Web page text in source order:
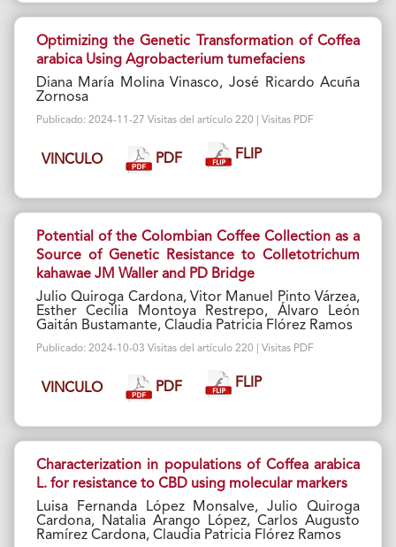
Optimizing the Genetic Transformation of Coffea
arabica Using Agrobacterium tumefaciens
Diana María Molina Vinasco, José Ricardo Acuña
Zornosa
Publicado: 2024-11-27 Visitas del artículo 220 | Visitas PDF
VINCULO PDF FLIP
Potential of the Colombian Coffee Collection as a
Source of Genetic Resistance to Colletotrichum
kahawae JM Waller and PD Bridge
Julio Quiroga Cardona, Vitor Manuel Pinto Várzea,
Esther Cecilia Montoya Restrepo, Álvaro León
Gaitán Bustamante, Claudia Patricia Flórez Ramos
Publicado: 2024-10-03 Visitas del artículo 220 | Visitas PDF
VINCULO PDF FLIP
Characterization in populations of Coffea arabica
L. for resistance to CBD using molecular markers
Luisa Fernanda López Monsalve, Julio Quiroga
Cardona, Natalia Arango López, Carlos Augusto
Ramírez Cardona, Claudia Patricia Flórez Ramos